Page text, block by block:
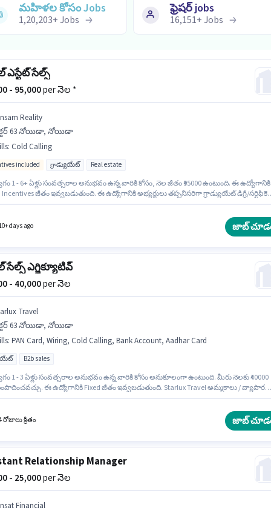
మహిళల కోసం Jobs
1,20,203+Jobs
ఫ్రెషర్ jobs
16,151+Jobs
సేల్స్
- 95,000per నెల *
Reality
63 నోయిడా, నోయిడా
: Cold Calling
included గ్రాడ్యుయేట్ Real estate
1 - 6+ ఏళ్లు సంవత్సరాల అనుభవం ఉన్న వారికి కోసం, నెల జీతం ₹95000 ఉంటుంది. ఈ ఉద్యోగానికి
Incentives జీతం ఇవ్వబడుతుంది. ఈ ఉద్యోగానికి అభ్యర్థులు తప్పనిసరిగా గ్రాడ్యుయేట్ డిగ్రీ/సర్టిఫికెట్
గా చేరండి.
days ago జాబ్
సేల్స్ ఎగ్జిక్యూటివ్
- 40,000per నెల
Travel
63 నోయిడా, నోయిడా
: PAN Card, Wiring, Cold Calling, Bank Account, Aadhar Card
B2b sales
1 - 3 ఏళ్లు సంవత్సరాల అనుభవం ఉన్న వారికి కోసం అనుకూలంగా ఉంటుంది. మీరు నెలకు ₹40000
ఈ ఉద్యోగానికి Fixed జీతం ఇవ్వబడుతుంది. Starlux Travel అమ్మకాలు / వ్యాపార
ఈ ఉద్యోగానికి అర్హత పొందేందుకు అభ్యర్థికి Cold Calling, Wiring వంటి నైపుణ్యాలు
రోజులు క్రితం జాబ్
Relationship Manager
- 25,000per నెల
Financial